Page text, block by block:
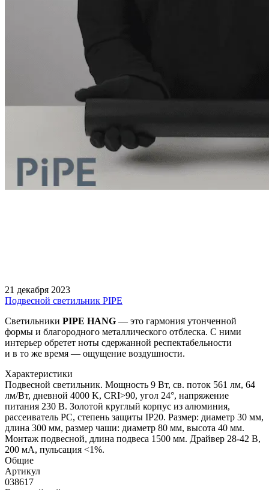
21 декабря 2023
Подвесной светильник PIPE
Светильники PIPE HANG — это гармония утонченной
формы и благородного металлического отблеска. С ними
интерьер обретет ноты сдержанной респектабельности
и в то же время — ощущение воздушности.
Характеристики
Подвесной светильник. Мощность 9 Вт, св. поток 561 лм, 64
лм/Вт, дневной 4000 K, CRI>90, угол 24°, напряжение
питания 230 В. Золотой круглый корпус из алюминия,
рассеиватель PC, степень защиты IP20. Размер: диаметр 30 мм,
длина 300 мм, размер чаши: диаметр 80 мм, высота 40 мм.
Монтаж подвесной, длина подвеса 1500 мм. Драйвер 28-42 В,
200 мА, пульсация <1%.
Общие
Артикул
038617